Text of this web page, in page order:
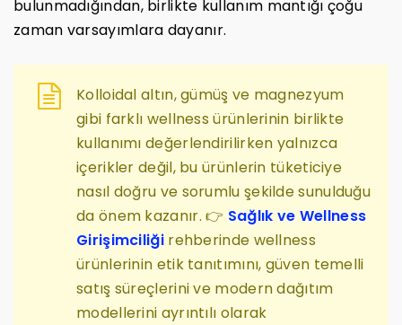
bulunmadığından, birlikte kullanım mantığı çoğu
zaman varsayımlara dayanır.
Kolloidal altın, gümüş ve magnezyum
gibi farklı wellness ürünlerinin birlikte
kullanımı değerlendirilirken yalnızca
içerikler değil, bu ürünlerin tüketiciye
nasıl doğru ve sorumlu şekilde sunulduğu
da önem kazanır. 👉 Sağlık ve Wellness
Girişimciliğirehberinde wellness
ürünlerinin etik tanıtımını, güven temelli
satış süreçlerini ve modern dağıtım
modellerini ayrıntılı olarak